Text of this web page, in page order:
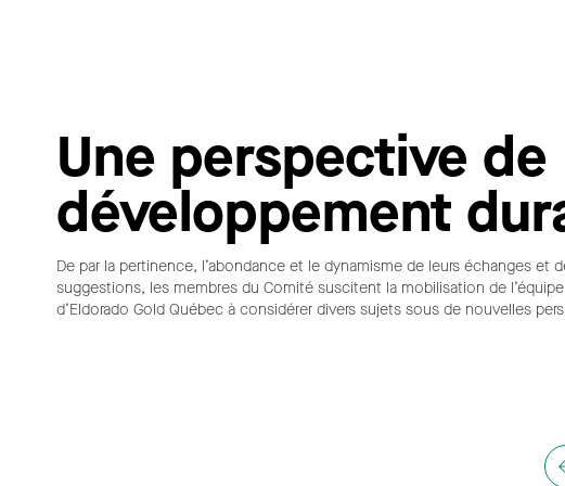
Une perspective de
développement
De par la pertinence, l’abondance et le dynamisme de leurs échanges et
suggestions, les membres du Comité suscitent la mobilisation de l’équipe
d’Eldorado Gold Québec à considérer divers sujets sous de nouvelles